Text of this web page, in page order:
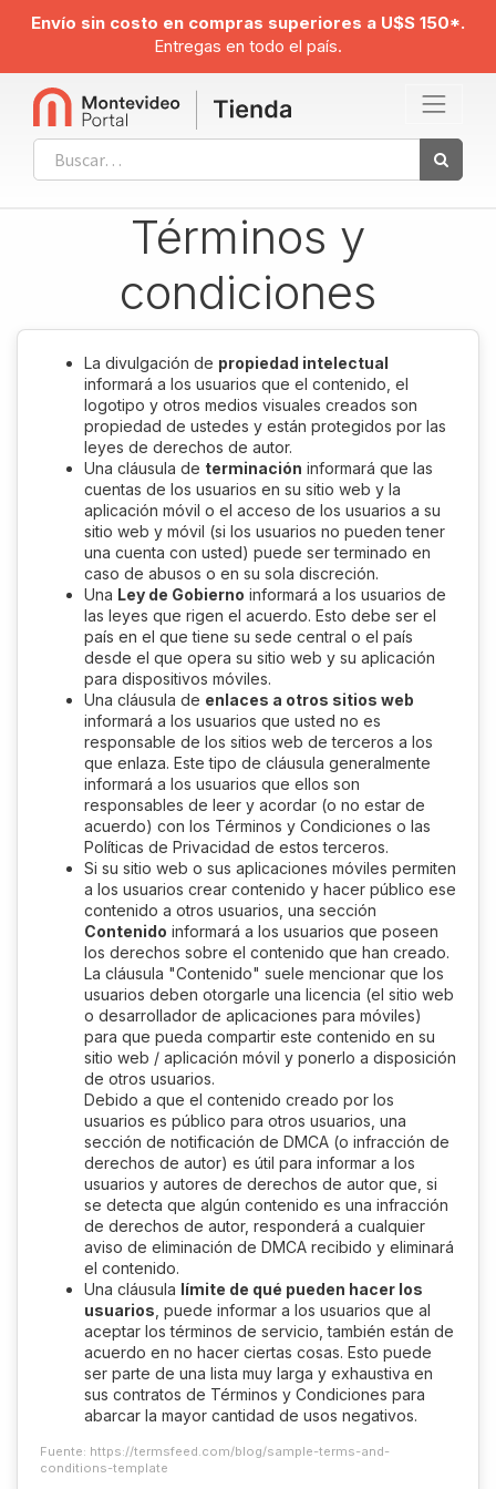
Envío sin costo en compras superiores a U$S 150*.
Entregas en todo el país.
Términos y
condiciones
La divulgación de propiedad intelectual
informará a los usuarios que el contenido, el
logotipo y otros medios visuales creados son
propiedad de ustedes y están protegidos por las
leyes de derechos de autor.
Una cláusula de terminación informará que las
cuentas de los usuarios en su sitio web y la
aplicación móvil o el acceso de los usuarios a su
sitio web y móvil (si los usuarios no pueden tener
una cuenta con usted) puede ser terminado en
caso de abusos o en su sola discreción.
Una Ley de Gobierno informará a los usuarios de
las leyes que rigen el acuerdo. Esto debe ser el
país en el que tiene su sede central o el país
desde el que opera su sitio web y su aplicación
para dispositivos móviles.
Una cláusula de enlaces a otros sitios web
informará a los usuarios que usted no es
responsable de los sitios web de terceros a los
que enlaza. Este tipo de cláusula generalmente
informará a los usuarios que ellos son
responsables de leer y acordar (o no estar de
acuerdo) con los Términos y Condiciones o las
Políticas de Privacidad de estos terceros.
Si su sitio web o sus aplicaciones móviles permiten
a los usuarios crear contenido y hacer público ese
contenido a otros usuarios, una sección
Contenido informará a los usuarios que poseen
los derechos sobre el contenido que han creado.
La cláusula "Contenido" suele mencionar que los
usuarios deben otorgarle una licencia (el sitio web
o desarrollador de aplicaciones para móviles)
para que pueda compartir este contenido en su
sitio web / aplicación móvil y ponerlo a disposición
de otros usuarios.
Debido a que el contenido creado por los
usuarios es público para otros usuarios, una
sección de notificación de DMCA (o infracción de
derechos de autor) es útil para informar a los
usuarios y autores de derechos de autor que, si
se detecta que algún contenido es una infracción
de derechos de autor, responderá a cualquier
aviso de eliminación de DMCA recibido y eliminará
el contenido.
Una cláusula límite de qué pueden hacer los
usuarios , puede informar a los usuarios que al
aceptar los términos de servicio, también están de
acuerdo en no hacer ciertas cosas. Esto puede
ser parte de una lista muy larga y exhaustiva en
sus contratos de Términos y Condiciones para
abarcar la mayor cantidad de usos negativos.
Fuente: https://termsfeed.com/blog/sample-terms-and-
conditions-template